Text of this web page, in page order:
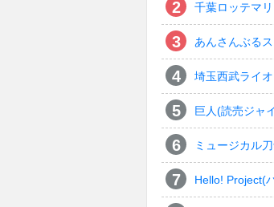
千葉ロッテマ
あんさんぶる
埼玉西武ライ
巨人(読売ジャ
ミュージカル
Hello! Project(